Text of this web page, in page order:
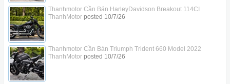
Thanhmotor Cần Bán HarleyDavidson Breakout 114CI
ThanhMotorposted 10/7/26
Thanhmotor Cần Bán Triumph Trident 660 Model 2022
ThanhMotorposted 10/7/26